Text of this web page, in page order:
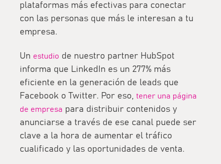
plataformas más efectivas para conectar
con las personas que más le interesan a tu
empresa.
Un estudio de nuestro partner HubSpot
informa que LinkedIn es un 277% más
eficiente en la generación de leads que
Facebook o Twitter. Por eso, tener una página
de empresa para distribuir contenidos y
anunciarse a través de ese canal puede ser
clave a la hora de aumentar el tráfico
cualificado y las oportunidades de venta.